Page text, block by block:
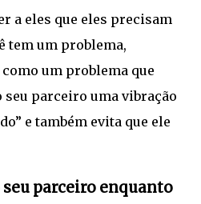
a eles que eles precisam
tem um problema,
um problema que
seu parceiro uma vibração
e também evita que ele
seu parceiro enquanto